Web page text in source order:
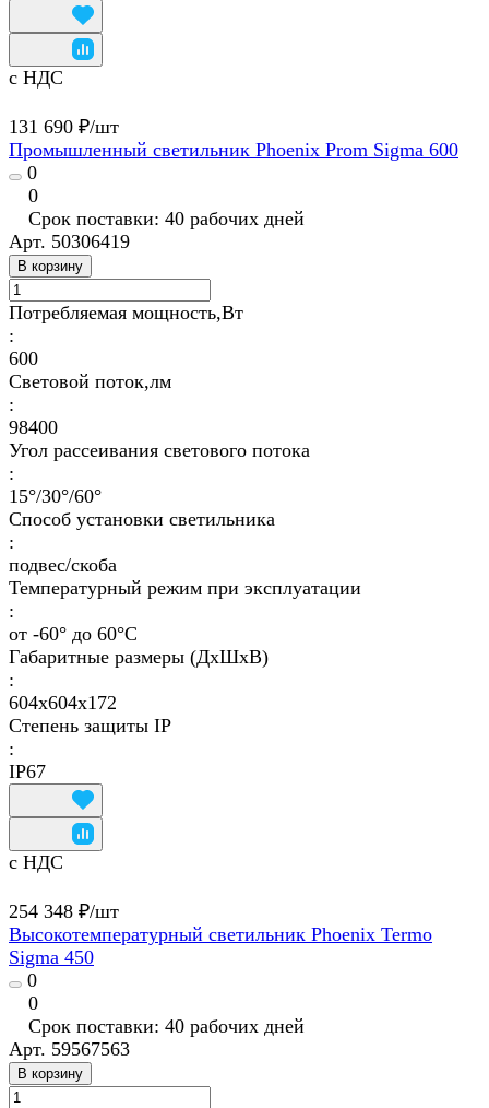
с НДС
131 690 ₽/шт
Промышленный светильник Phoenix Prom Sigma 600
0
0
Срок поставки: 40 рабочих дней
Арт. 50306419
В корзину
Потребляемая мощность,Вт
:
600
Световой поток,лм
:
98400
Угол рассеивания светового потока
:
15°/30°/60°
Способ установки светильника
:
подвес/скоба
Температурный режим при эксплуатации
:
от -60° до 60°C
Габаритные размеры (ДхШхВ)
:
604x604x172
Степень защиты IP
:
IP67
с НДС
254 348 ₽/шт
Высокотемпературный светильник Phoenix Termo
Sigma 450
0
0
Срок поставки: 40 рабочих дней
Арт. 59567563
В корзину